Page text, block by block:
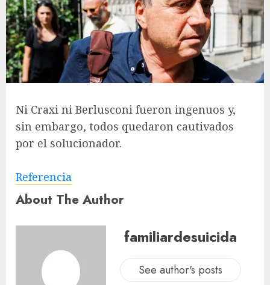
Ni Craxi ni Berlusconi fueron ingenuos y,
sin embargo, todos quedaron cautivados
por el solucionador.
Referencia
About The Author
familiardesuicida
See author's posts